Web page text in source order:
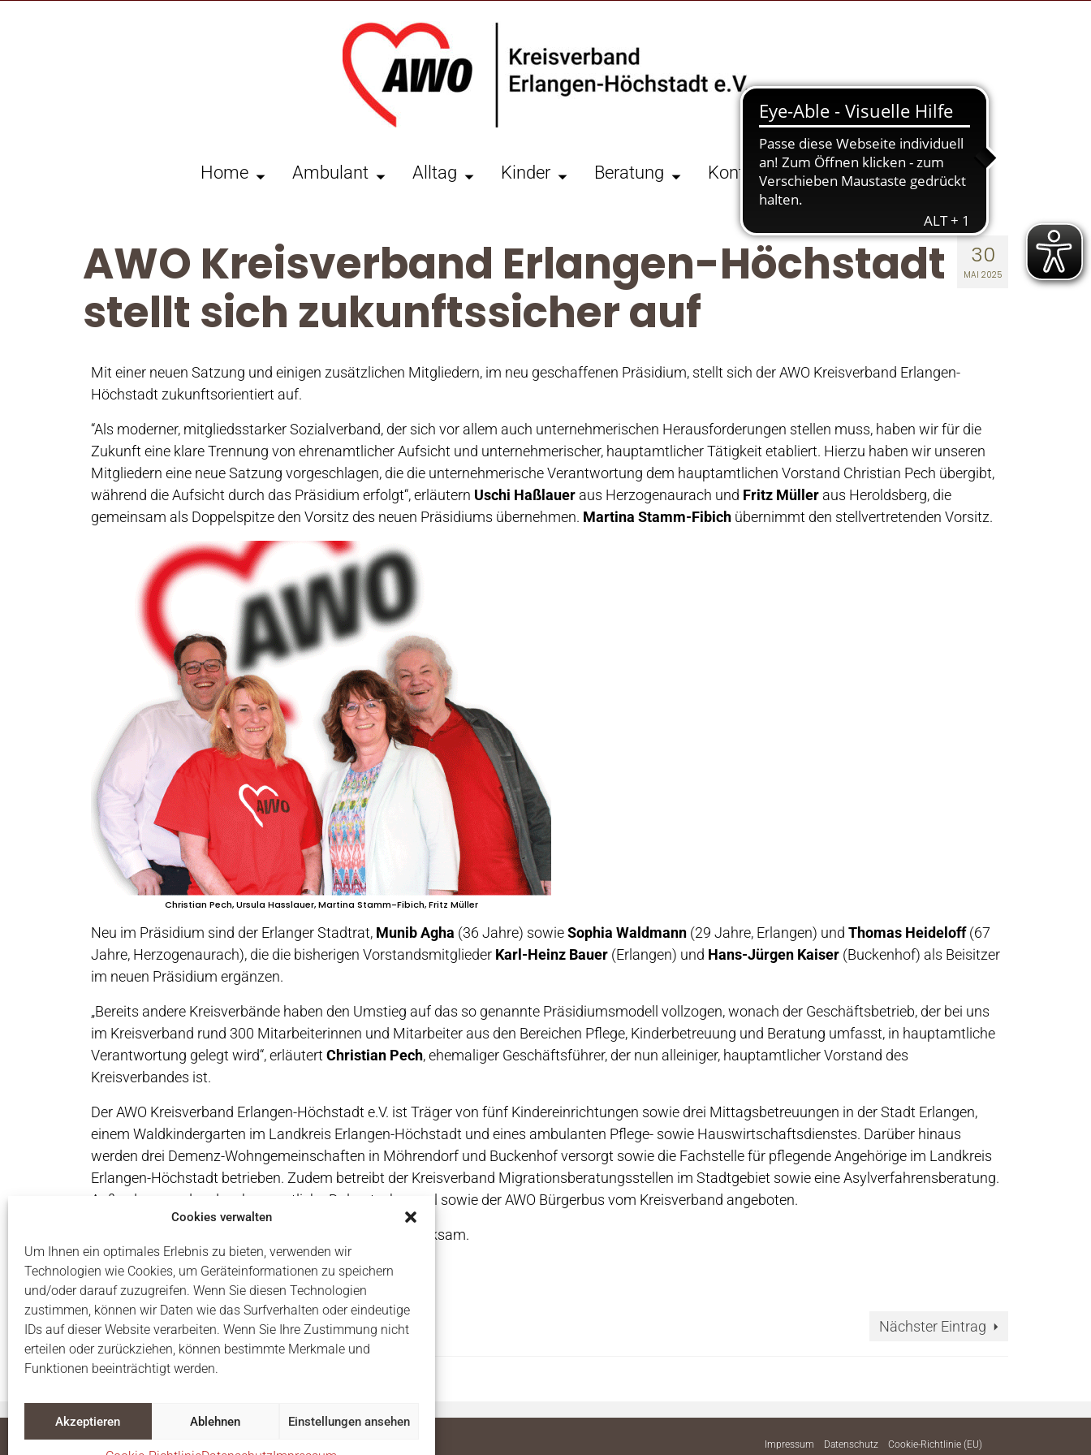
Cookies verwalten
Um Ihnen ein optimales Erlebnis zu bieten, verwenden wir
Technologien wie Cookies, um Geräteinformationen zu speichern
und/oder darauf zuzugreifen. Wenn Sie diesen Technologien
zustimmen, können wir Daten wie das Surfverhalten oder eindeutige
IDs auf dieser Website verarbeiten. Wenn Sie Ihre Zustimmung nicht
erteilen oder zurückziehen, können bestimmte Merkmale und
Funktionen beeinträchtigt werden.
Akzeptieren Ablehnen Einstellungen ansehen
Home Ambulant Alltag Kinder Beratung Kontakte Über Uns
30
MAI 2025
AWO Kreisverband Erlangen-Höchstadt
stellt sich zukunftssicher auf
Mit einer neuen Satzung und einigen zusätzlichen Mitgliedern, im neu geschaffenen Präsidium, stellt sich der AWO Kreisverband Erlangen-
Höchstadt zukunftsorientiert auf.
“Als moderner, mitgliedsstarker Sozialverband, der sich vor allem auch unternehmerischen Herausforderungen stellen muss, haben wir für die
Zukunft eine klare Trennung von ehrenamtlicher Aufsicht und unternehmerischer, hauptamtlicher Tätigkeit etabliert. Hierzu haben wir unseren
Mitgliedern eine neue Satzung vorgeschlagen, die die unternehmerische Verantwortung dem hauptamtlichen Vorstand Christian Pech übergibt,
während die Aufsicht durch das Präsidium erfolgt“, erläutern Uschi Haßlauer aus Herzogenaurach und Fritz Müller aus Heroldsberg, die
gemeinsam als Doppelspitze den Vorsitz des neuen Präsidiums übernehmen. Martina Stamm-Fibich übernimmt den stellvertretenden Vorsitz.
Christian Pech, Ursula Hasslauer, Martina Stamm-Fibich, Fritz Müller
Neu im Präsidium sind der Erlanger Stadtrat, Munib Agha (36 Jahre) sowieSophia Waldmann (29 Jahre, Erlangen) und Thomas Heideloff(67
Jahre, Herzogenaurach), die die bisherigen Vorstandsmitglieder Karl-Heinz Bauer (Erlangen) und Hans-Jürgen Kaiser (Buckenhof) als Beisitzer
im neuen Präsidium ergänzen.
„Bereits andere Kreisverbände haben den Umstieg auf das so genannte Präsidiumsmodell vollzogen, wonach der Geschäftsbetrieb, der bei uns
im Kreisverband rund 300 Mitarbeiterinnen und Mitarbeiter aus den Bereichen Pflege, Kinderbetreuung und Beratung umfasst, in hauptamtliche
Verantwortung gelegt wird“, erläutert Christian Pech, ehemaliger Geschäftsführer, der nun alleiniger, hauptamtlicher Vorstand des
Kreisverbandes ist.
Der AWO Kreisverband Erlangen-Höchstadt e.V. ist Träger von fünf Kindereinrichtungen sowie drei Mittagsbetreuungen in der Stadt Erlangen,
einem Waldkindergarten im Landkreis Erlangen-Höchstadt und eines ambulanten Pflege- sowie Hauswirtschaftsdienstes. Darüber hinaus
werden drei Demenz-Wohngemeinschaften in Möhrendorf und Buckenhof versorgt sowie die Fachstelle für pflegende Angehörige im Landkreis
Erlangen-Höchstadt betrieben. Zudem betreibt der Kreisverband Migrationsberatungsstellen im Stadtgebiet sowie eine Asylverfahrensberatung.
Außerdem werden der ehrenamtliche Dolmetscherpool sowie der AWO Bürgerbus vom Kreisverband angeboten.
Mit Eintragung der Satzung wird die neue Struktur wirksam.
Vorheriger Eintrag Nächster Eintrag
Impressum Datenschutz Cookie-Richtlinie (EU)